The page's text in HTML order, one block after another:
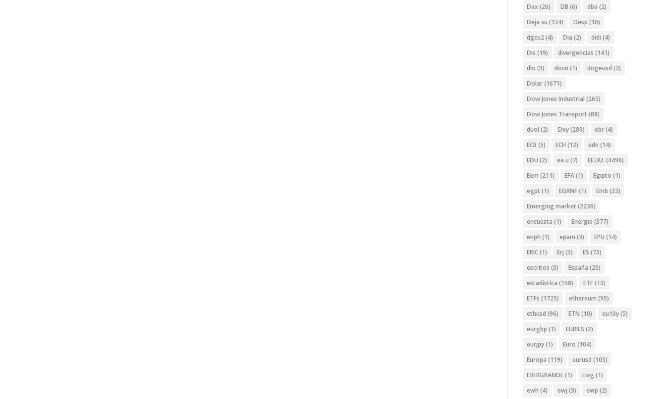
Dax (26) DB (6) dba (2)
Deja vu (134) Desp (10)
dgcu2(4) Dia (2) didi (4)
Dis (19) divergencias (141)
dlo (3) docn (1) dogeusd (2)
Dolar(1671)
Dow Jones Industrial (265)
Dow Jones Transport (88)
duol (2) Dxy(289) ebr(4)
ECB (5) ECH (12) edn (14)
EDU (2) ee.u (7) EE.UU. (4496)
Eem (211) EFA(1) Egipto (1)
egpt (1) EGRNF(1) Emb (32)
Emerging market (2236)
encuesta (1) Energia (377)
enph (1) epam (3) EPU (14)
ERIC(1) Erj (3) ES (73)
escritos (3) España (20)
estadistica (158) ETF(13)
ETFs (1725) ethereum (95)
ethusd (96) ETN (10) eu10y(5)
eurgbp (1) EURILS (2)
eurjpy(1) Euro (104)
Europa (119) eurusd (105)
EVERGRANDE(1) Ewg (1)
ewh (4) ewj (3) ewp (2)